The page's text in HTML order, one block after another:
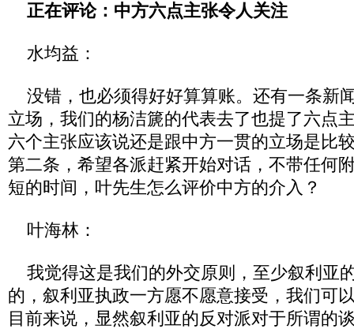
正在评论：中方六点主张令人关注
水均益：
没错，也必须得好好算算账。还有一条新
立场，我们的杨洁篪的代表去了也提了六点
六个主张应该说还是跟中方一贯的立场是比
第二条，希望各派赶紧开始对话，不带任何
短的时间，叶先生怎么评价中方的介入？
叶海林：
我觉得这是我们的外交原则，至少叙利亚
的，叙利亚执政一方愿不愿意接受，我们可
目前来说，显然叙利亚的反对派对于所谓的